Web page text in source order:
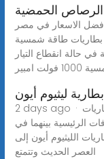
الرصاص الحمضية
الاسعار في مصر
بطاريات طاقة شمسية :Amazon.eg. ( انفرتر )محول طاقة العاكس
حالة انقطاع التيار
امبير
ليثيوم أيون
2 days ago · تختلف بطاريات الرصاص الحمضية عن بطاريات
الرئيسية بينهما في
الليثيوم أيون إلى
العصر الحديث وتتمتع